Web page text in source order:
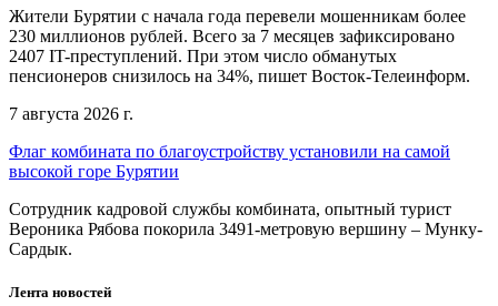
Жители Бурятии с начала года перевели мошенникам более
230 миллионов рублей. Всего за 7 месяцев зафиксировано
2407 IT-преступлений. При этом число обманутых
пенсионеров снизилось на 34%, пишет Восток-Телеинформ.
7 августа 2026 г.
Флаг комбината по благоустройству установили на самой
высокой горе Бурятии
Сотрудник кадровой службы комбината, опытный турист
Вероника Рябова покорила 3491-метровую вершину – Мунку-
Сардык.
Лента новостей